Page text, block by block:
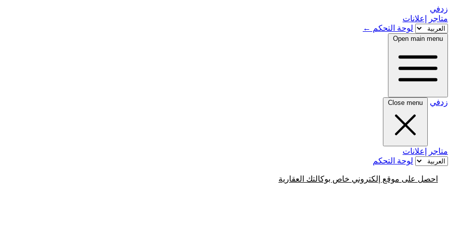
زدفي
متاجر
إعلانات
لوحة التحكم ←
Open main menu
زدفي Close menu
متاجر
إعلانات
لوحة التحكم
احصل على موقع إلكتروني خاص بوكالتك العقارية